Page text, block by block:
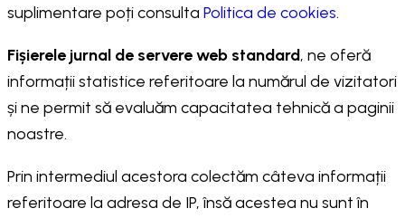
suplimentare poți consulta Politica de cookies.
Fișierele jurnal de servere web standard, ne oferă
informații statistice referitoare la numărul de vizitatori
și ne permit să evaluăm capacitatea tehnică a paginii
noastre.
Prin intermediul acestora colectăm câteva informații
referitoare la adresa de IP, însă acestea nu sunt în